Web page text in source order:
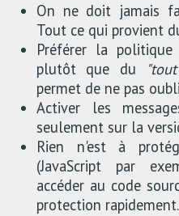
On ne doit jamais
Tout ce qui provient
Préférer la politique
plutôt que du
permet de ne pas
Activer les
seulement sur la
Rien n'est à
(JavaScript par
accéder au code
protection rapidement.